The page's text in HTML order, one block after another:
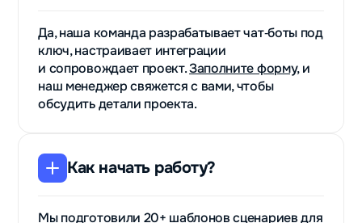
Да, наша команда разрабатывает чат‑боты под
ключ, настраивает интеграции
и сопровождает проект.Заполните форму, и
наш менеджер свяжется с вами, чтобы
обсудить детали проекта.
Как начать работу?
Мы подготовили 20+ шаблонов сценариев для